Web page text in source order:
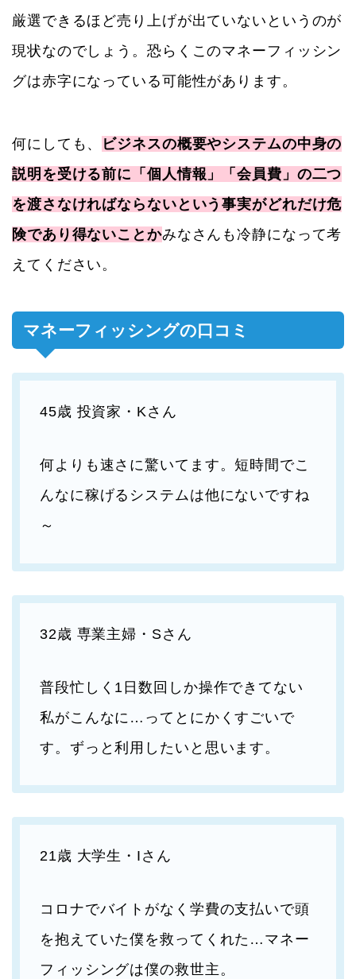
厳選できるほど売り上げが出ていないというのが
現状なのでしょう。恐らくこのマネーフィッシン
グは赤字になっている可能性があります。
何にしても、
ビジネスの概要やシステムの中身の
説明を受ける前に「個人情報」「会員費」の二つ
を渡さなければならないという事実がどれだけ危
険であり得ないことかみなさんも冷静になって考
えてください。
マネーフィッシングの口コミ
45歳 投資家・Kさん
何よりも速さに驚いてます。短時間でこ
んなに稼げるシステムは他にないですね
～
32歳 専業主婦・Sさん
普段忙しく1日数回しか操作できてない
私がこんなに…ってとにかくすごいで
す。ずっと利用したいと思います。
21歳 大学生・Iさん
コロナでバイトがなく学費の支払いで頭
を抱えていた僕を救ってくれた…マネー
フィッシングは僕の救世主。